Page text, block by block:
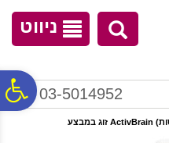
נגישות
ניווט
03-5014952